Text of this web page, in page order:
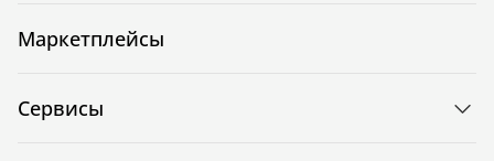
Маркетплейсы
Сервисы